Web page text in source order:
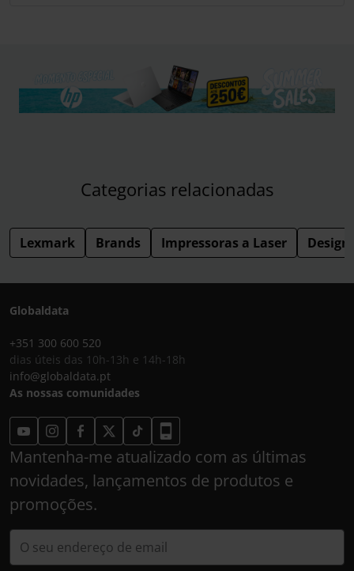
Categorias relacionadas
Lexmark Brands Impressoras a Laser
Globaldata
+351 300 600 520
dias úteis das 10h-13h e 14h-18h
info@globaldata.pt
As nossas comunidades
Mantenha-me atualizado com as últimas
novidades, lançamentos de produtos e
promoções.